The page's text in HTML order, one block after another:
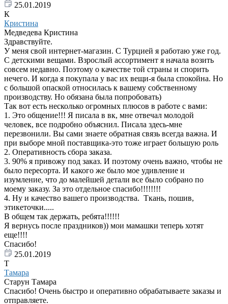
25.01.2019
К
Кристина
Медведева Кристина
Здравствуйте.
У меня свой интернет-магазин. С Турцией я работаю уже год.
С детскими вещами. Взрослый ассортимент я начала возить
совсем недавно. Поэтому о качестве той страны и спорить
нечего. И когда я покупала у вас их вещи-я была спокойна. Но
с большой опаской относилась к вашему собственному
производству. Но обязана была попробовать)
Так вот есть несколько огромных плюсов в работе с вами:
1. Это общение!!! Я писала в вк, мне отвечал молодой
человек, все подробно объяснил. Писала здесь-мне
перезвонили. Вы сами знаете обратная связь всегда важна. И
при выборе мной поставщика-это тоже играет большую роль
2. Оперативность сбора заказа.
3. 90% я привожу под заказ. И поэтому очень важно, чтобы не
было пересорта. И какого же было мое удивление и
изумление, что до малейшей детали все было собрано по
моему заказу. За это отдельное спасибо!!!!!!!!
4. Ну и качество вашего производства. Ткань, пошив,
этикеточки.....
В общем так держать, ребята!!!!!!
Я вернусь после праздников)) мои мамашки теперь хотят
еще!!!!
Спасибо!
25.01.2019
Т
Тамара
Старун Тамара
Спасибо! Очень быстро и оперативно обрабатываете заказы и
отправляете.